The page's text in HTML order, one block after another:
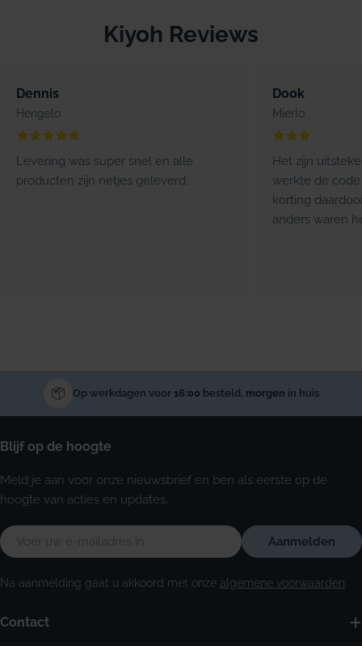
Kiyoh Reviews
Dennis
Hengelo
Levering was super snel en alle
producten zijn netjes geleverd.
Dook
Mierlo
Het zijn
werkte de code
korting
anders waren
Op werkdagen voor 16:00 besteld, morgen in huis
Contact
Blijf op de hoogte
Meld je aan voor onze nieuwsbrief en ben als eerste op de
hoogte van acties en updates.
E-
mail
Aanmelden
Na aanmelding gaat u akkoord met onze algemene voorwaarden